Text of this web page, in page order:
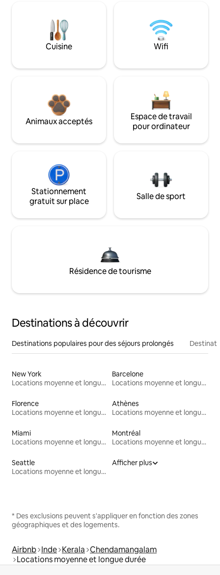
Cuisine Wifi
Animaux acceptés
Espace de travail
pour ordinateur
Stationnement
gratuit sur place
Salle de sport
Résidence de tourisme
Destinations à découvrir
Destinations populaires pour des séjours prolongés
New York
Locations moyenne et longue durée
Barcelone
Locations moyenne et longue durée
Florence
Locations moyenne et longue durée
Athènes
Locations moyenne et longue durée
Miami
Locations moyenne et longue durée
Montréal
Locations moyenne et longue durée
Seattle
Locations moyenne et longue durée
Afficher plus
* Des exclusions peuvent s'appliquer en fonction des zones
géographiques et des logements.
Airbnb Inde Kerala Chendamangalam
Locations moyenne et longue durée